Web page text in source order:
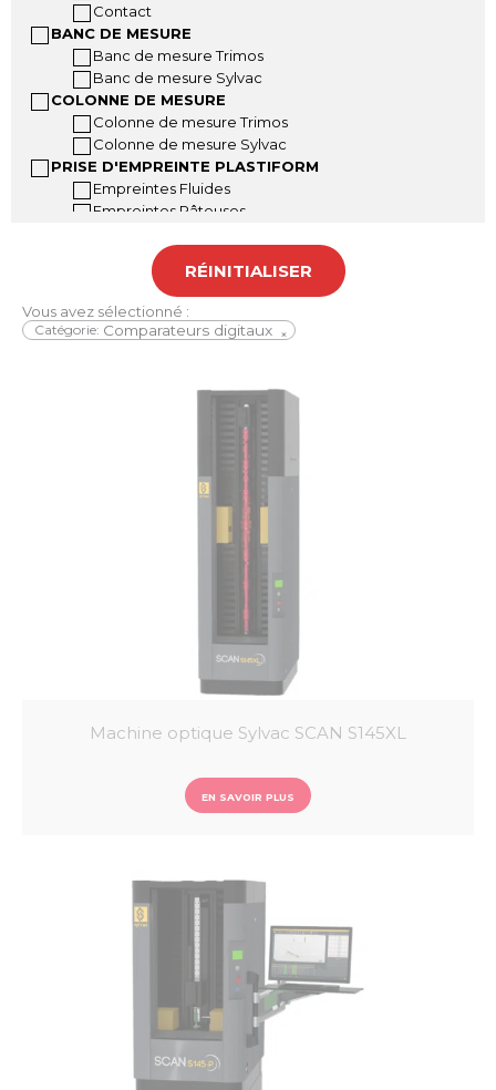
Contact
BANC DE MESURE
Banc de mesure Trimos
Banc de mesure Sylvac
COLONNE DE MESURE
Colonne de mesure Trimos
Colonne de mesure Sylvac
PRISE D'EMPREINTE PLASTIFORM
Empreintes Fluides
Empreintes Pâteuses
Accessoires Plastiform
Mallettes Plastiform
INSTRUMENTS A MAIN
Pied à coulisse
Pied à coulisse grandes dimensions
Comparateurs analogiques
Comparateurs digitaux
Banc de contrôle de comparateur
Indicateurs à levier analogiques
Indicateurs à levier digitaux
Supports comparateurs
Micromètres extérieurs
Micromètres intérieurs
CALIBRES DE CONTROLE
Piges
PALPEURS ET UNITE D'AFFICHAGE
Unité de multiplexage
LOGICIEL ET COMMUNICATION
Sylcom
RÉINITIALISER
Vous avez sélectionné :
Catégorie: Comparateurs digitaux ×
Machine optique Sylvac SCAN S145XL
EN SAVOIR PLUS